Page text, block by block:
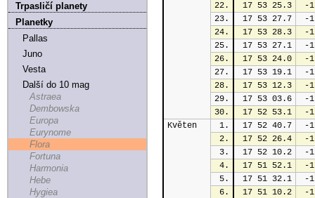
Trpasličí planety
Planetky
Pallas
Juno
Vesta
Další do 10 mag
Astraea
Dembowska
Europa
Eurynome
Flora
Fortuna
Harmonia
Hebe
Hygiea
22.
17 53 25.3
-
23.
17 53 27.7
-
24.
17 53 28.3
-
25.
17 53 27.1
-
26.
17 53 24.0
-
27.
17 53 19.1
-
28.
17 53 12.3
-
29.
17 53 03.6
-
30.
17 52 53.1
-
Květen
1. 17 52 40.7
-
2.
17 52 26.4
-
3.
17 52 10.2
-
4.
17 51 52.1
-
5.
17 51 32.1
-
6.
17 51 10.2
-